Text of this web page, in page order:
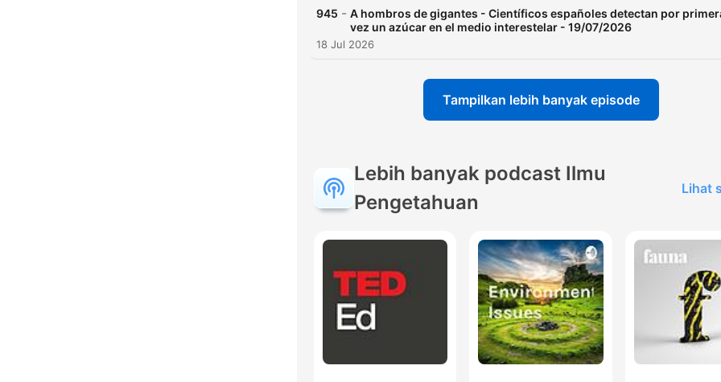
945 - A hombros de gigantes - Científicos españoles detectan por
vez un azúcar en el medio interestelar - 19/07/2026
18 Jul 2026
Tampilkan lebih banyak episode
Lebih banyak podcast Ilmu
Pengetahuan
Lihat